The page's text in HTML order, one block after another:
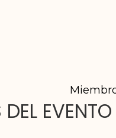
EVENTO